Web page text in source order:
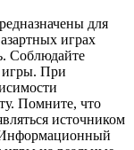
для
играх
Соблюдайте
игры. При
Помните, что
источником
Информационный